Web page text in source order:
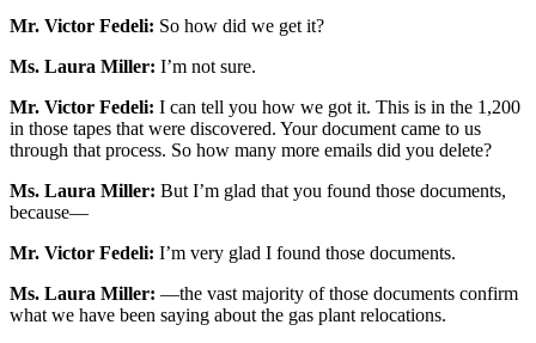
Mr. Victor Fedeli: So how did we get it?
Ms. Laura Miller: I’m not sure.
Mr. Victor Fedeli: I can tell you how we got it. This is in the 1,200
in those tapes that were discovered. Your document came to us
through that process. So how many more emails did you delete?
Ms. Laura Miller: But I’m glad that you found those documents,
because—
Mr. Victor Fedeli: I’m very glad I found those documents.
Ms. Laura Miller: —the vast majority of those documents confirm
what we have been saying about the gas plant relocations.